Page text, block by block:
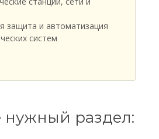
защита и автоматизация
систем
нужный раздел: